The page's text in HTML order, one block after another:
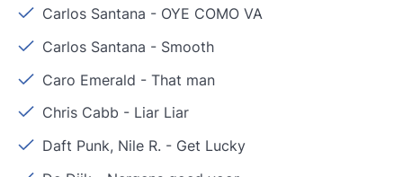
Carlos Santana - OYE COMO VA
Carlos Santana - Smooth
Caro Emerald -That man
Chris Cabb - Liar Liar
Daft Punk, Nile R. - Get Lucky